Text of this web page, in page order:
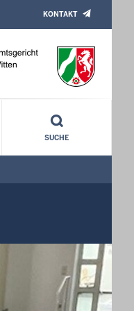
KONTAKT
SUCHE